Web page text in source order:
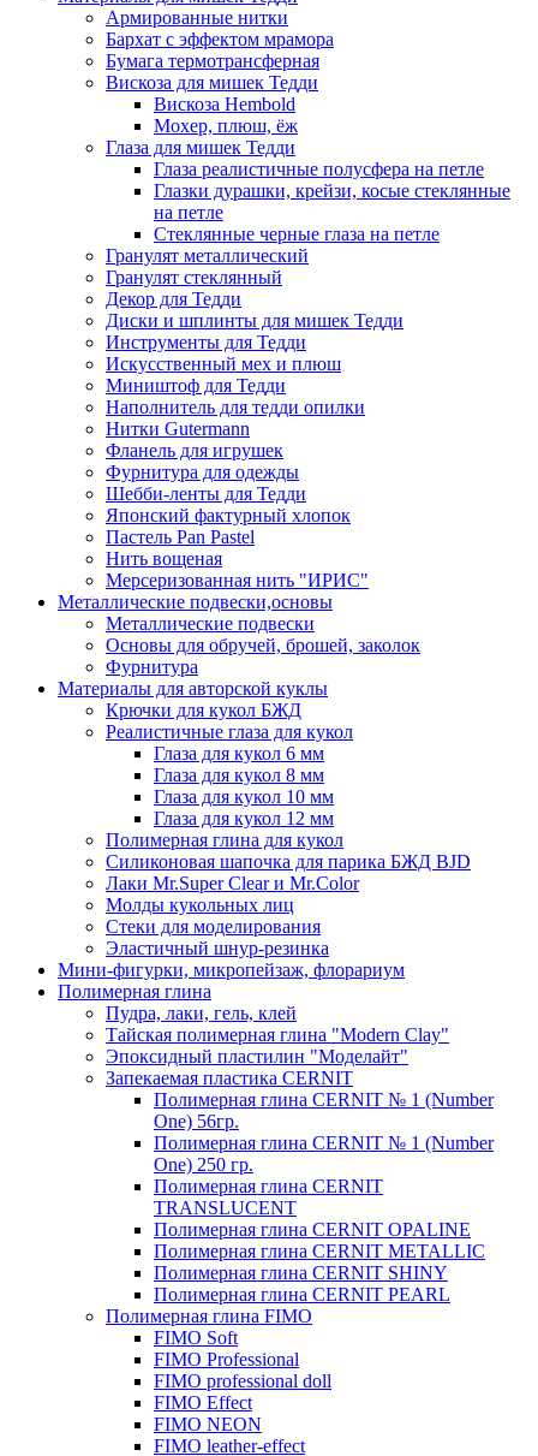
Армированные нитки
Бархат с эффектом мрамора
Бумага термотрансферная
Вискоза для мишек Тедди
Вискоза Hembold
Мохер, плюш, ёж
Глаза для мишек Тедди
Глаза реалистичные полусфера на петле
Глазки дурашки, крейзи, косые стеклянные
на петле
Стеклянные черные глаза на петле
Гранулят металлический
Гранулят стеклянный
Декор для Тедди
Диски и шплинты для мишек Тедди
Инструменты для Тедди
Искусственный мех и плюш
Миништоф для Тедди
Наполнитель для тедди опилки
Нитки Gutermann
Фланель для игрушек
Фурнитура для одежды
Шебби-ленты для Тедди
Японский фактурный хлопок
Пастель Pan Pastel
Нить вощеная
Мерсеризованная нить "ИРИС"
Металлические подвески,основы
Металлические подвески
Основы для обручей, брошей, заколок
Фурнитура
Материалы для авторской куклы
Крючки для кукол БЖД
Реалистичные глаза для кукол
Глаза для кукол 6 мм
Глаза для кукол 8 мм
Глаза для кукол 10 мм
Глаза для кукол 12 мм
Полимерная глина для кукол
Силиконовая шапочка для парика БЖД BJD
Лаки Mr.Super Clear и Mr.Color
Молды кукольных лиц
Стеки для моделирования
Эластичный шнур-резинка
Мини-фигурки, микропейзаж, флорариум
Полимерная глина
Пудра, лаки, гель, клей
Тайская полимерная глина "Modern Clay"
Эпоксидный пластилин "Моделайт"
Запекаемая пластика CERNIT
Полимерная глина CERNIT № 1 (Number
One) 56гр.
Полимерная глина CERNIT № 1 (Number
One) 250 гр.
Полимерная глина CERNIT
TRANSLUCENT
Полимерная глина CERNIT OPALINE
Полимерная глина CERNIT METALLIC
Полимерная глина CERNIT SHINY
Полимерная глина CERNIT PEARL
Полимерная глина FIMO
FIMO Soft
FIMO Professional
FIMO professional doll
FIMO Effect
FIMO NEON
FIMO leather-effect